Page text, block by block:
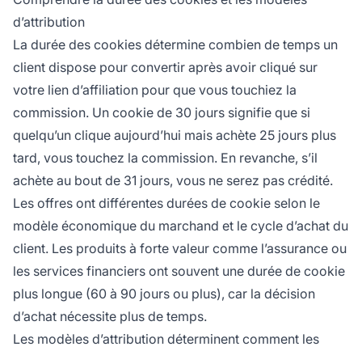
d’attribution
La durée des cookies détermine combien de temps un
client dispose pour convertir après avoir cliqué sur
votre lien d’affiliation pour que vous touchiez la
commission. Un cookie de 30 jours signifie que si
quelqu’un clique aujourd’hui mais achète 25 jours plus
tard, vous touchez la commission. En revanche, s’il
achète au bout de 31 jours, vous ne serez pas crédité.
Les offres ont différentes durées de cookie selon le
modèle économique du marchand et le cycle d’achat du
client. Les produits à forte valeur comme l’assurance ou
les services financiers ont souvent une durée de cookie
plus longue (60 à 90 jours ou plus), car la décision
d’achat nécessite plus de temps.
Les modèles d’attribution déterminent comment les